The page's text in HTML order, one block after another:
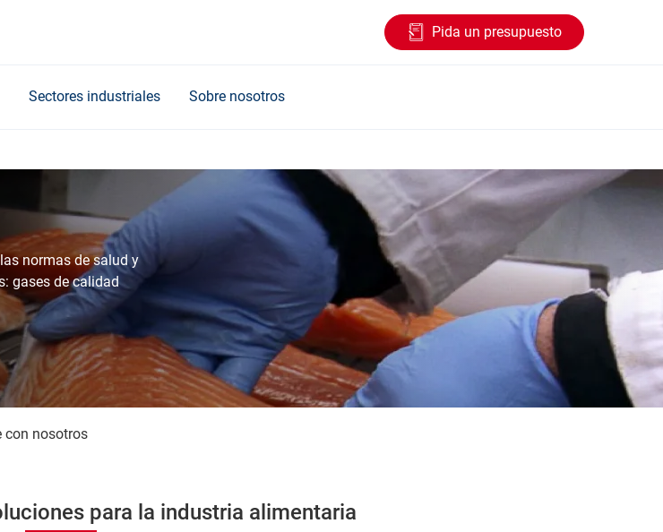
Pida un presupuesto
Sectores industriales Sobre nosotros
normas de salud y
gases de calidad
con nosotros
para la industria alimentaria